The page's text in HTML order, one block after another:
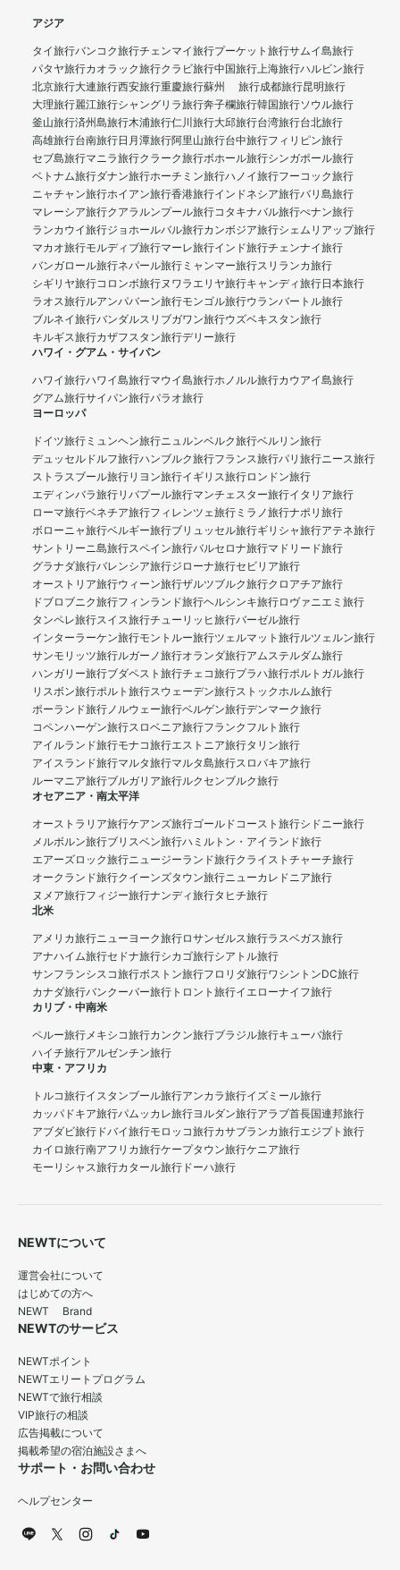
アジア
タイ旅行バンコク旅行チェンマイ旅行プーケット旅行サムイ島旅行
パタヤ旅行カオラック旅行クラビ旅行中国旅行上海旅行ハルビン旅行
北京旅行大連旅行西安旅行重慶旅行蘇州 旅行成都旅行昆明旅行
大理旅行麗江旅行シャングリラ旅行奔子欄旅行韓国旅行ソウル旅行
釜山旅行済州島旅行木浦旅行仁川旅行大邱旅行台湾旅行台北旅行
高雄旅行台南旅行日月潭旅行阿里山旅行台中旅行フィリピン旅行
セブ島旅行マニラ旅行クラーク旅行ボホール旅行シンガポール旅行
ベトナム旅行ダナン旅行ホーチミン旅行ハノイ旅行フーコック旅行
ニャチャン旅行ホイアン旅行香港旅行インドネシア旅行バリ島旅行
マレーシア旅行クアラルンプール旅行コタキナバル旅行ぺナン旅行
ランカウイ旅行ジョホールバル旅行カンボジア旅行シェムリアップ旅行
マカオ旅行モルディブ旅行マーレ旅行インド旅行チェンナイ旅行
バンガロール旅行ネパール旅行 ミャンマー旅行スリランカ旅行
シギリヤ旅行コロンボ旅行ヌワラエリヤ旅行キャンディ旅行日本旅行
ラオス旅行ルアンパバーン旅行モンゴル旅行ウランバートル旅行
ブルネイ旅行バンダルスリブガワン旅行ウズベキスタン旅行
キルギス旅行カザフスタン旅行デリー旅行
ハワイ・グアム・サイパン
ハワイ旅行ハワイ島旅行マウイ島旅行ホノルル旅行カウアイ島旅行
グアム旅行サイパン旅行パラオ旅行
ヨーロッパ
ドイツ旅行 ミュンヘン旅行ニュルンベルク旅行ベルリン旅行
デュッセルドルフ旅行ハンブルク旅行フランス旅行パリ旅行ニース旅行
ストラスブール旅行リヨン旅行イギリス旅行ロンドン旅行
エディンバラ旅行リバプール旅行マンチェスター旅行イタリア旅行
ローマ旅行ベネチア旅行フィレンツェ旅行 ミラノ旅行ナポリ旅行
ボローニャ旅行ベルギー旅行ブリュッセル旅行ギリシャ旅行アテネ旅行
サントリーニ島旅行スペイン旅行バルセロナ旅行マドリード旅行
グラナダ旅行バレンシア旅行ジローナ旅行セビリア旅行
オーストリア旅行ウィーン旅行ザルツブルク旅行クロアチア旅行
ドブロブニク旅行フィンランド旅行ヘルシンキ旅行ロヴァニエミ旅行
タンペレ旅行スイス旅行チューリッヒ旅行バーゼル旅行
インターラーケン旅行モントルー旅行ツェルマット旅行ルツェルン旅行
サンモリッツ旅行ルガーノ旅行オランダ旅行アムステルダム旅行
ハンガリー旅行ブダペスト旅行チェコ旅行プラハ旅行ポルトガル旅行
リスボン旅行ポルト旅行スウェーデン旅行ストックホルム旅行
ポーランド旅行ノルウェー旅行ベルゲン旅行デンマーク旅行
コペンハーゲン旅行スロベニア旅行フランクフルト旅行
アイルランド旅行モナコ旅行エストニア旅行タリン旅行
アイスランド旅行マルタ旅行マルタ島旅行スロバキア旅行
ルーマニア旅行ブルガリア旅行ルクセンブルク旅行
オセアニア・南太平洋
オーストラリア旅行ケアンズ旅行ゴールドコースト旅行シドニー旅行
メルボルン旅行ブリスベン旅行ハミルトン・アイランド旅行
エアーズロック旅行ニュージーランド旅行クライストチャーチ旅行
オークランド旅行クイーンズタウン旅行ニューカレドニア旅行
ヌメア旅行フィジー旅行ナンディ旅行タヒチ旅行
北米
アメリカ旅行ニューヨーク旅行ロサンゼルス旅行ラスベガス旅行
アナハイム旅行セドナ旅行シカゴ旅行シアトル旅行
サンフランシスコ旅行ボストン旅行フロリダ旅行ワシントンDC旅行
カナダ旅行バンクーバー旅行 トロント旅行イエローナイフ旅行
カリブ・中南米
ペルー旅行メキシコ旅行カンクン旅行ブラジル旅行キューバ旅行
ハイチ旅行アルゼンチン旅行
中東・アフリカ
トルコ旅行イスタンブール旅行アンカラ旅行イズミール旅行
カッパドキア旅行パムッカレ旅行ヨルダン旅行アラブ首長国連邦旅行
アブダビ旅行 ドバイ旅行モロッコ旅行カサブランカ旅行エジプト旅行
カイロ旅行南アフリカ旅行ケープタウン旅行ケニア旅行
モーリシャス旅行カタール旅行 ドーハ旅行
NEWTについて
運営会社について
はじめての方へ
NEWT Brand
NEWTのサービス
NEWTポイント
NEWTエリートプログラム
NEWTで旅行相談
VIP旅行の相談
広告掲載について
掲載希望の宿泊施設さまへ
サポート・お問い合わせ
ヘルプセンター